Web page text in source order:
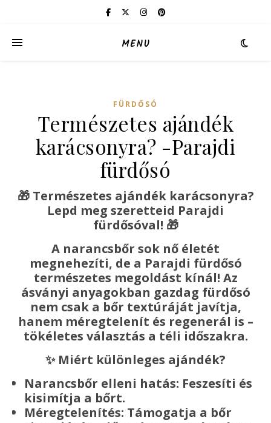
MENU
FÜRDŐSÓ
Természetes ajándék
karácsonyra? -Parajdi
fürdősó
🎁 Természetes ajándék karácsonyra?
Lepd meg szeretteid Parajdi
fürdősóval! 🎁
A narancsbőr sok nő életét
megnehezíti, de a Parajdi fürdősó
természetes megoldást kínál! Az
ásványi anyagokban gazdag fürdősó
nem csak a bőr textúráját javítja,
hanem méregtelenít és regenerál is –
tökéletes választás a téli időszakra.
✨ Miért különleges ajándék?
Narancsbőr elleni hatás: Feszesíti és
kisimítja a bőrt.
Méregtelenítés: Támogatja a bőr